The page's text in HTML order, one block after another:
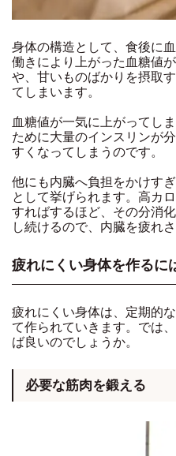
身体の構造として、食後に
働きにより上がった血糖値
や、甘いものばかりを摂取
てしまいます。
血糖値が一気に上がってし
ために大量のインスリンが
すくなってしまうのです。
他にも内臓へ負担をかけす
として挙げられます。高カ
すればするほど、その分消
し続けるので、内臓を疲れ
疲れにくい身体を作るに
疲れにくい身体は、定期的
て作られていきます。では
ば良いのでしょうか。
必要な筋肉を鍛える